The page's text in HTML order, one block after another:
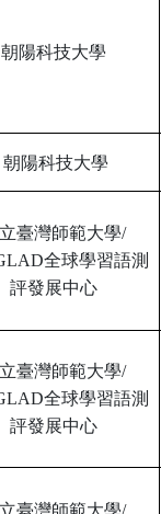
朝陽科技大學
朝陽科技大學
臺灣師範大學/
全球學習語測
評發展中心
臺灣師範大學/
全球學習語測
評發展中心
臺灣師範大學/